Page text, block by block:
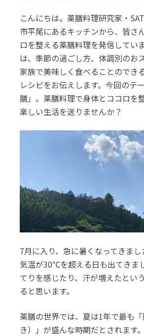
こんにちは。薬膳料理研究家・
市平尾にあるキッチンから、皆さ
ロを整える薬膳料理を発信してい
は、季節の過ごし方、体調別のお
家族で美味しく食べることのでき
レシピをお伝えします。今回のテ
膳」。薬膳料理で身体とココロを
楽しい生活を送りませんか？
7月に入り、急に暑くなってきま
気温が30℃を超える日も出てきま
てりを感じたり、汗が増えたとい
ると思います。
薬膳の世界では、夏は1年で最も
き）」が盛んな時期だとされます